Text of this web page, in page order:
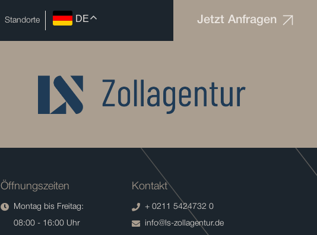
Standorte DE Jetzt Anfragen
Öffnungszeiten
Montag bis Freitag:
08:00 - 16:00 Uhr
Kontakt
+ 0211 5424732 0
info@ls-zollagentur.de